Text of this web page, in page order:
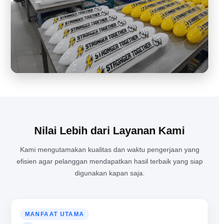
Nilai Lebih dari Layanan Kami
Kami mengutamakan kualitas dan waktu pengerjaan yang
efisien agar pelanggan mendapatkan hasil terbaik yang siap
digunakan kapan saja.
MANFAAT UTAMA